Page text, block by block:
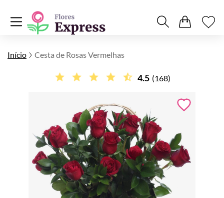
Início Cesta de Rosas Vermelhas
4.5 (168)